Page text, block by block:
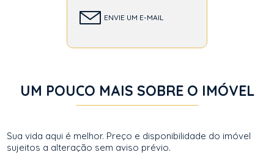
ENVIE UM E-MAIL
UM POUCO MAIS SOBRE O IMÓVEL
Sua vida aqui é melhor. Preço e disponibilidade do imóvel
sujeitos a alteração sem aviso prévio.